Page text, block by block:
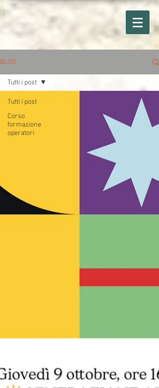
BLOG
Tutti i post
Corso
formazione
operatori
Tutti i post